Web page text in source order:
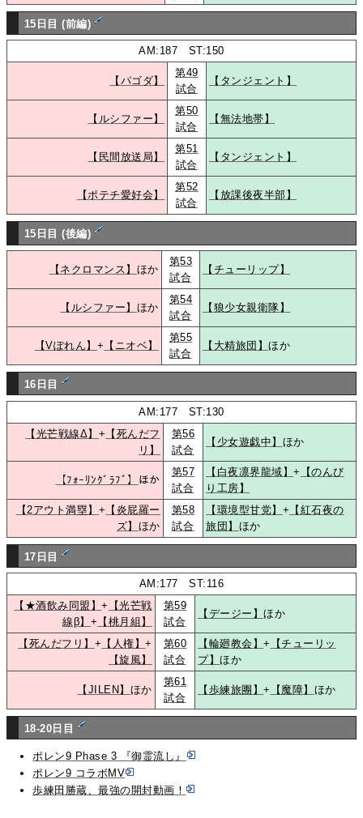
15日目 (前編)
AM:187 ST:150
【パゴダ】
第49
試合
【タンジェント】
【ルシファー】
第50
試合
【無法地帯】
【民間放送局】
第51
試合
【タンジェント】
【ポテチ愛好会】
第52
試合
【放課後夜半部】
15日目 (後編)
【ネクロマンス】 ほか
第53
試合
【チューリップ】
【ルシファー】 ほか
第54
試合
【狼少女親衛隊】
【Vぽれん】 + 【ニオベ】
第55
試合
【大精旅団】ほか
16日目
AM:177 ST:130
【光芒戦線Δ】 + 【死んだフ
リ】
第56
試合
【少女遊戯中】 ほか
【ﾌｫｰﾘﾝｸﾞﾗﾌﾞ】 ほか
第57
試合
【白夜凛界龍域】+
【のんび
り工房】
【2アウト満塁】 + 【炎屁羅ー
ズ】 ほか
第58
試合
【環境型甘党】 + 【紅石夜の
旅団】 ほか
17日目
AM:177 ST:116
【★酒飲み同盟】+
【光芒戦
線β】 + 【桃月組】
第59
試合
【デージー】ほか
【死んだフリ】 + 【人権】+
【旋風】
第60
試合
【輪廻教会】+
【チューリッ
プ】ほか
【JILEN】 ほか
第61
試合
【歩練旅團】+ 【魔障】 ほか
18-20日目
ポレン9 Phase 3 『御霊流し』
ポレン9 コラボMV
歩練田勝蔵、最強の開封動画！